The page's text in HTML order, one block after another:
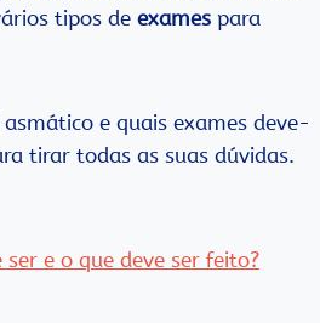
tipos de exames para
e quais exames deve-
tirar todas as suas dúvidas.
e o que deve ser feito?